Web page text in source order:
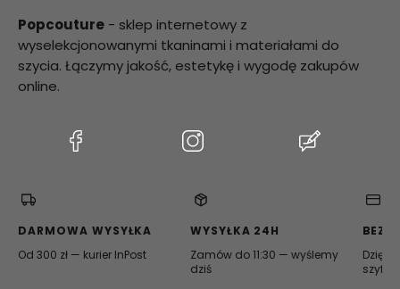
Popcouture - sklep internetowy z
wyselekcjonowanymi tkaninami i materiałami do
szycia. Łączymy jakość, estetykę i wygodę zakupów
online.
karcie)
(Otwiera
nowej
karcie)
(Otwiera
karcie)
DARMOWA WYSYŁKA
Od 300 zł — kurier InPost
WYSYŁKA 24H
Zamów do 11:30 — wyślemy
dziś
Dzięki